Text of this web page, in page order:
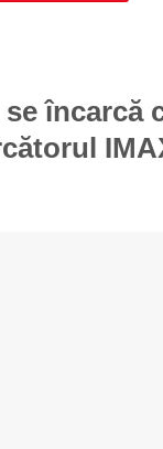
se încarcă